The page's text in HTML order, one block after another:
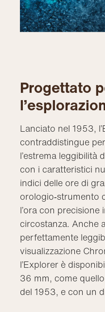
Progettato
Lanciato nel 1953,
contraddistingue
l’estrema leggibilità
con i caratteristici
indici delle ore di
orologio‑strumento
l’ora con precisione
circostanza. Anche
perfettamente
visualizzazione
l’Explorer è
36 mm, come
del 1953, e con un